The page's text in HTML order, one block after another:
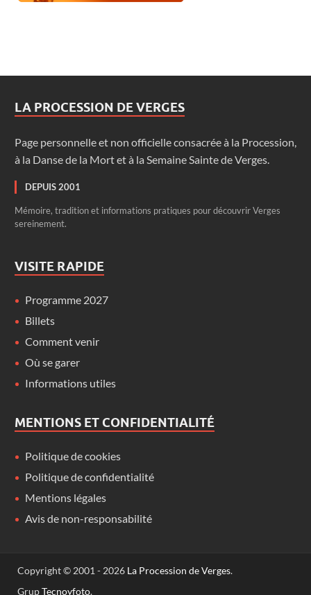
LA PROCESSION DE VERGES
Page personnelle et non officielle consacrée à la Procession,
à la Danse de la Mort et à la Semaine Sainte de Verges.
DEPUIS 2001
Mémoire, tradition et informations pratiques pour découvrir Verges
sereinement.
VISITE RAPIDE
Programme 2027
Billets
Comment venir
Où se garer
Informations utiles
MENTIONS ET CONFIDENTIALITÉ
Politique de cookies
Politique de confidentialité
Mentions légales
Avis de non-responsabilité
Copyright © 2001 - 2026 La Procession de Verges.
GrupTecnoyfoto.